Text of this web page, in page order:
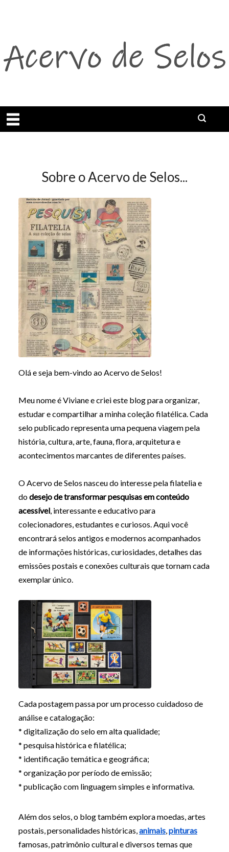
Abrir menu
Sobre o Acervo de Selos...
Acervo de Selos – Sobre o Projeto
Olá e seja bem-vindo ao Acervo de Selos!
Meu nome é Viviane e criei este blog para organizar,
estudar e compartilhar a minha coleção filatélica. Cada
selo publicado representa uma pequena viagem pela
história, cultura, arte, fauna, flora, arquitetura e
acontecimentos marcantes de diferentes países.
O Acervo de Selos nasceu do interesse pela filatelia e
dodesejo de transformar pesquisas em conteúdo
acessível , interessante e educativo para
colecionadores, estudantes e curiosos. Aqui você
encontrará selos antigos e modernos acompanhados
de informações históricas, curiosidades, detalhes das
emissões postais e conexões culturais que tornam cada
exemplar único.
Cada postagem passa por um processo cuidadoso de
análise e catalogação:
* digitalização do selo em alta qualidade;
* pesquisa histórica e filatélica;
* identificação temática e geográfica;
* organização por período de emissão;
* publicação com linguagem simples e informativa.
Além dos selos, o blog também explora moedas, artes
postais, personalidades históricas,animais,pinturas
famosas, patrimônio cultural e diversos temas que